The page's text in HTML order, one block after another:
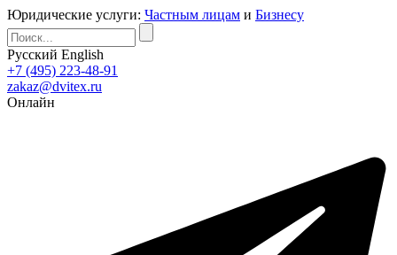
Юридические услуги: Частным лицам и Бизнесу
Русский English
+7 (495) 223-48-91
zakaz@dvitex.ru
Онлайн